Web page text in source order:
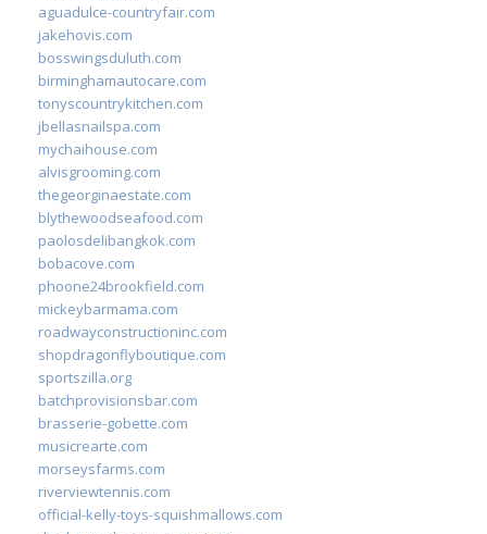
aguadulce-countryfair.com
jakehovis.com
bosswingsduluth.com
birminghamautocare.com
tonyscountrykitchen.com
jbellasnailspa.com
mychaihouse.com
alvisgrooming.com
thegeorginaestate.com
blythewoodseafood.com
paolosdelibangkok.com
bobacove.com
phoone24brookfield.com
mickeybarmama.com
roadwayconstructioninc.com
shopdragonflyboutique.com
sportszilla.org
batchprovisionsbar.com
brasserie-gobette.com
musicrearte.com
morseysfarms.com
riverviewtennis.com
official-kelly-toys-squishmallows.com